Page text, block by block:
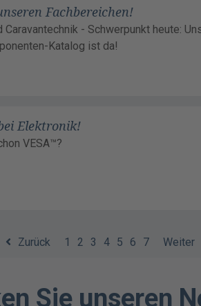
Fachbereichen!
Caravantechnik - Schwerpunkt heute:
Katalog ist da!
Elektronik!
VESA™?
Zurück 1 2 3 4 5 6 7 Weiter
Sie unseren